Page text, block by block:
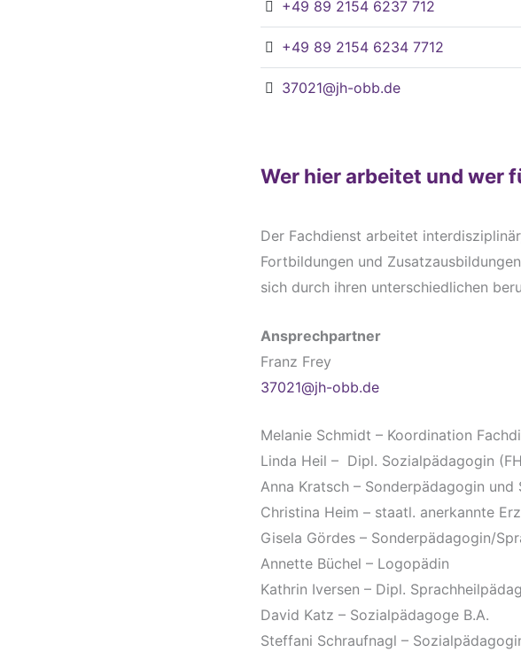
+49 89 2154 6237 712
+49 89 2154 6234 7712
37021@jh-obb.de
Wer hier arbeitet und wer
Der Fachdienst arbeitet
Fortbildungen und
sich durch ihren unterschiedlichen
Ansprechpartner
Franz Frey
37021@jh-obb.de
Melanie Schmidt – Koordination
Linda Heil – Dipl. Sozialpädagogin
Anna Kratsch – Sonderpädagogin
Christina Heim – staatl. anerkannte
Gisela Gördes – Sonderpädagogin/
Annette Büchel – Logopädin
Kathrin Iversen – Dipl.
David Katz – Sozialpädagoge B.A.
Steffani Schraufnagl –